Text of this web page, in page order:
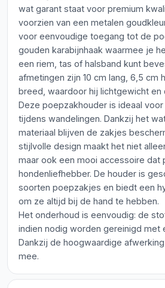
wat garant staat voor premium
voorzien van een metalen
voor eenvoudige toegang tot de
gouden karabijnhaak waarmee je
een riem, tas of halsband kunt
afmetingen zijn 10 cm lang, 6,5 cm
breed, waardoor hij lichtgewicht en
Deze poepzakhouder is ideaal
tijdens wandelingen. Dankzij het
materiaal blijven de zakjes
stijlvolle design maakt het niet
maar ook een mooi accessoire dat
hondenliefhebber. De houder is
soorten poepzakjes en biedt een
om ze altijd bij de hand te hebben.
Het onderhoud is eenvoudig: de
indien nodig worden gereinigd met
Dankzij de hoogwaardige
mee.